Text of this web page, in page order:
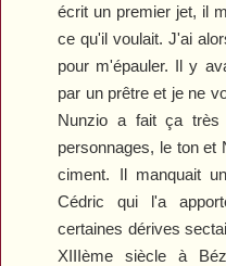
écrit un premier jet, il
cequ'il voulait. J'ai
pour m'épauler. Il y
par un prêtre et je ne
Nunzio a fait ça
personnages, le ton et
ciment. Il manquait
Cédric qui l'a
certaines dérives
XIIIème siècle à